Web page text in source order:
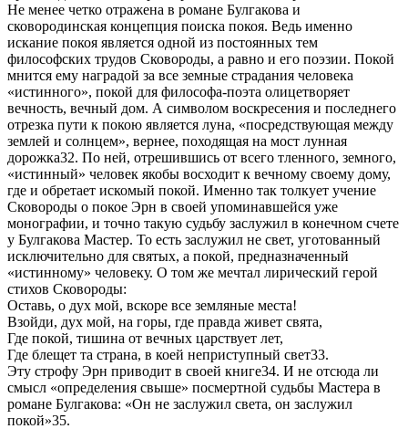
Не менее четко отражена в романе Булгакова и
сковородинская концепция поиска покоя. Ведь именно
искание покоя является одной из постоянных тем
философских трудов Сковороды, а равно и его поэзии. Покой
мнится ему наградой за все земные страдания человека
«истинного», покой для философа-поэта олицетворяет
вечность, вечный дом. А символом воскресения и последнего
отрезка пути к покою является луна, «посредствующая между
землей и солнцем», вернее, походящая на мост лунная
дорожка32. По ней, отрешившись от всего тленного, земного,
«истинный» человек якобы восходит к вечному своему дому,
где и обретает искомый покой. Именно так толкует учение
Сковороды о покое Эрн в своей упоминавшейся уже
монографии, и точно такую судьбу заслужил в конечном счете
у Булгакова Мастер. То есть заслужил не свет, уготованный
исключительно для святых, а покой, предназначенный
«истинному» человеку. О том же мечтал лирический герой
стихов Сковороды:
Оставь, о дух мой, вскоре все земляные места!
Взойди, дух мой, на горы, где правда живет свята,
Где покой, тишина от вечных царствует лет,
Где блещет та страна, в коей неприступный свет33.
Эту строфу Эрн приводит в своей книге34. И не отсюда ли
смысл «определения свыше» посмертной судьбы Мастера в
романе Булгакова: «Он не заслужил света, он заслужил
покой»35.